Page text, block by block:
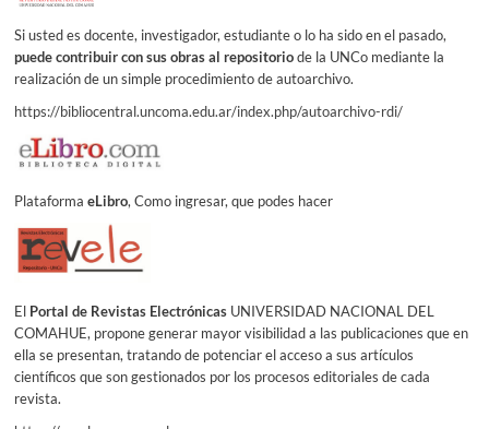
Si usted es docente, investigador, estudiante o lo ha sido en el pasado,
puede contribuir con sus obras al repositoriode la UNCo mediante la
realización de un simple procedimiento de autoarchivo.
https://bibliocentral.uncoma.edu.ar/index.php/autoarchivo-rdi/
Plataforma eLibro, Como ingresar, que podes hacer
El Portal de Revistas ElectrónicasUNIVERSIDAD NACIONAL DEL
COMAHUE, propone generar mayor visibilidad a las publicaciones que en
ella se presentan, tratando de potenciar el acceso a sus artículos
científicos que son gestionados por los procesos editoriales de cada
revista.